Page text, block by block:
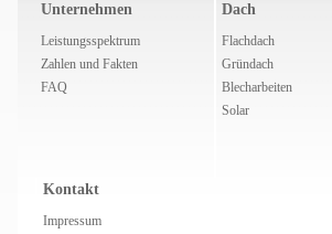
Unternehmen
Leistungsspektrum
Zahlen und Fakten
FAQ
Dach
Flachdach
Gründach
Blecharbeiten
Solar
Kontakt
Impressum